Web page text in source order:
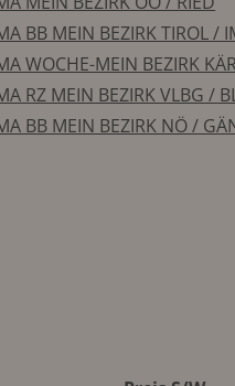
BB MEIN BEZIRK TIROL /
WOCHE-MEIN BEZIRK
RZ MEIN BEZIRK VLBG /
BB MEIN BEZIRK NÖ /